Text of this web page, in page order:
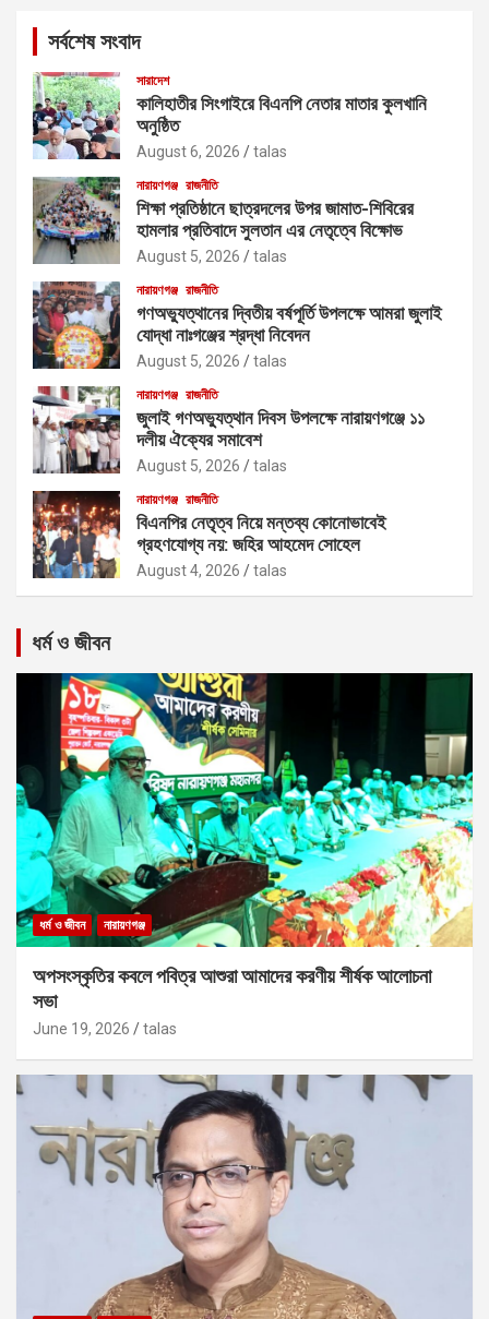
সর্বশেষ সংবাদ
সারাদেশ
কালিহাতীর সিংগাইরে বিএনপি নেতার মাতার কুলখানি
অনুষ্ঠিত
August 6, 2026 talas
নারায়ণগঞ্জ রাজনীতি
শিক্ষা প্রতিষ্ঠানে ছাত্রদলের উপর জামাত-শিবিরের
হামলার প্রতিবাদে সুলতান এর নেতৃত্বে বিক্ষোভ
August 5, 2026 talas
নারায়ণগঞ্জ রাজনীতি
গণঅভ্যুত্থানের দ্বিতীয় বর্ষপূর্তি উপলক্ষে আমরা জুলাই
যোদ্ধা নাঃগঞ্জের শ্রদ্ধা নিবেদন
August 5, 2026 talas
নারায়ণগঞ্জ রাজনীতি
জুলাই গণঅভ্যুত্থান দিবস উপলক্ষে নারায়ণগঞ্জে ১১
দলীয় ঐক্যের সমাবেশ
August 5, 2026 talas
নারায়ণগঞ্জ রাজনীতি
বিএনপির নেতৃত্ব নিয়ে মন্তব্য কোনোভাবেই
গ্রহণযোগ্য নয়: জহির আহমেদ সোহেল
August 4, 2026 talas
ধর্ম ও জীবন
ধর্ম ও জীবন নারায়ণগঞ্জ
অপসংস্কৃতির কবলে পবিত্র আশুরা আমাদের করণীয় শীর্ষক আলোচনা
সভা
June 19, 2026 talas